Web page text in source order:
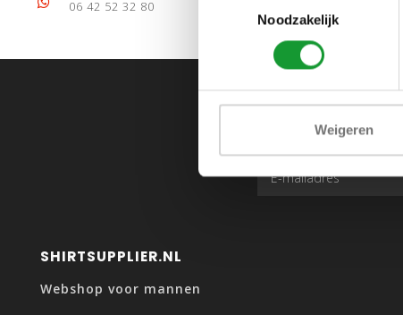
Noodzakelijk
Weigeren
06 42 52 32 80
SHIRTSUPPLIER.NL
Webshop voor mannen